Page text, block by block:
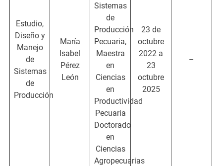
Estudio,
Diseño y
Manejo
de
Sistemas
de
Producción
María
Isabel
Pérez
León
Sistemas
de
Producción
Pecuaria,
Maestra
en
Ciencias
en
Productividad
Pecuaria
Doctorado
en
Ciencias
Agropecuarias
23 de
octubre
2022 a
23
octubre
2025
–